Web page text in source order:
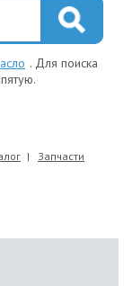
. Для поиска
Запчасти